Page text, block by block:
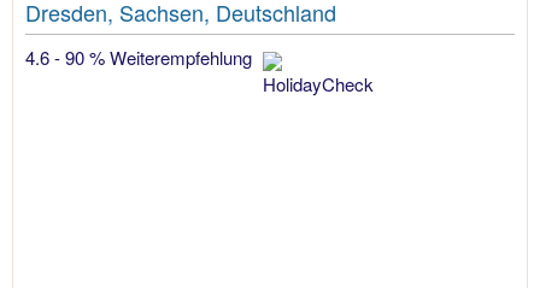
Dresden, Sachsen, Deutschland
4.6 - 90 % Weiterempfehlung